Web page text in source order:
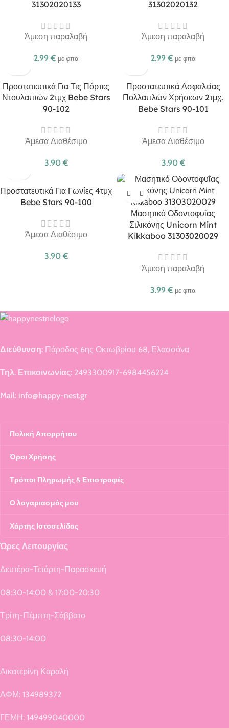
31302020133
Άμεση παραλαβή
2.99 € με φπα
31302020132
Άμεση παραλαβή
2.99 € με φπα
Προστατευτικά Για Τις Πόρτες
Ντουλαπιών 2τμχ Bebe Stars
90-102
Άμεσα Διαθέσιμο
3.90 €
Προστατευτικά Ασφαλείας
Πολλαπλών Χρήσεων 2τμχ.
Bebe Stars 90-101
Άμεσα Διαθέσιμο
3.90 €
Προστατευτικά Για Γωνίες 4τμχ
Bebe Stars 90-100
Άμεσα Διαθέσιμο
3.90 €
Μασητικό Οδοντοφυΐας
Σιλικόνης Unicorn Mint
Kikkaboo 31303020029
Άμεση παραλαβή
3.99 € με φπα
Διεύθυνση: Πάροδος 6ης Οκτωβρίου 68, Ελασσόνα
Τηλ. Επικοινωνίας: 2493300917-6984456224
Mail: info@happy-nest.gr
Πολική Απορρήτου
Όροι Χρήσης
Τρόποι Πληρωμής & Επιστροφές
Ο λογαριασμός μου
Χάρτης Ιστοσελίδας
Ώρες Λειτουργίας
Δευτέρα-Τετάρτη-Παρασκευή
08:30-14:00 & 17:00-20:30
Τρίτη-Πέμπτη-Σάββατο
08:30-14:00
Αικατερίνη Καραλή
ΑΦΜ: 134989372
ΓΕΜΗ: 149499040000